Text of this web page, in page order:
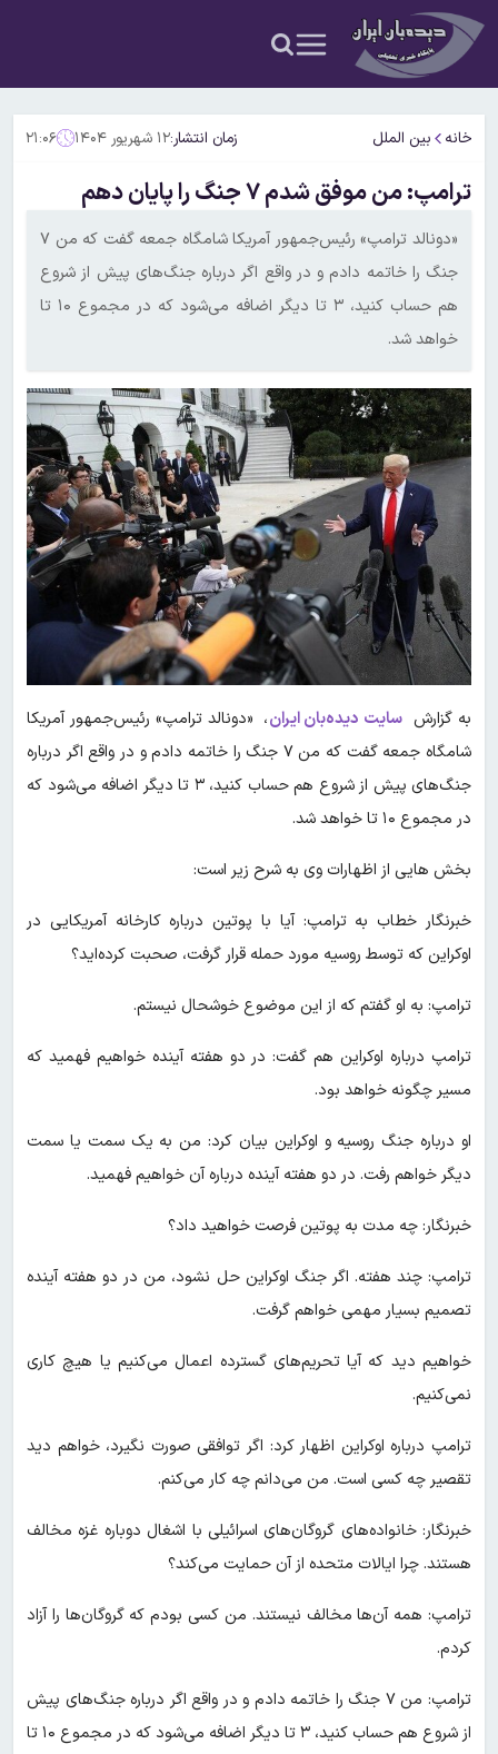
خانه بین الملل زمان انتشار:۱۲ شهریور ۱۴۰۴ ۲۱:۰۶
ترامپ: من موفق شدم ۷ جنگ را پایان دهم
«دونالد ترامپ» رئیس‌جمهور آمریکا شامگاه جمعه گفت که من ۷
جنگ را خاتمه دادم و در واقع اگر درباره جنگ‌های پیش از شروع
هم حساب کنید، ۳ تا دیگر اضافه می‌شود که در مجموع ۱۰ تا
خواهد شد.
به گزارش سایت دیده‌بان ایران، «دونالد ترامپ» رئیس‌جمهور آمریکا
شامگاه جمعه گفت که من ۷ جنگ را خاتمه دادم و در واقع اگر درباره
جنگ‌های پیش از شروع هم حساب کنید، ۳ تا دیگر اضافه می‌شود که
در مجموع ۱۰ تا خواهد شد.
بخش هایی از اظهارات وی به شرح زیر است:
خبرنگار خطاب به ترامپ: آیا با پوتین درباره کارخانه آمریکایی در
اوکراین که توسط روسیه مورد حمله قرار گرفت، صحبت کرده‌اید؟
ترامپ: به او گفتم که از این موضوع خوشحال نیستم.
ترامپ درباره اوکراین هم گفت: در دو هفته آینده خواهیم فهمید که
مسیر چگونه خواهد بود.
او درباره جنگ روسیه و اوکراین بیان کرد: من به یک سمت یا سمت
دیگر خواهم رفت. در دو هفته آینده درباره آن خواهیم فهمید.
خبرنگار: چه مدت به پوتین فرصت خواهید داد؟
ترامپ: چند هفته. اگر جنگ اوکراین حل نشود، من در دو هفته آینده
تصمیم بسیار مهمی خواهم گرفت.
خواهیم دید که آیا تحریم‌های گسترده اعمال می‌کنیم یا هیچ کاری
نمی‌کنیم.
ترامپ درباره اوکراین اظهار کرد: اگر توافقی صورت نگیرد، خواهم دید
تقصیر چه کسی است. من می‌دانم چه کار می‌کنم.
خبرنگار: خانواده‌های گروگان‌های اسرائیلی با اشغال دوباره غزه مخالف
هستند. چرا ایالات متحده از آن حمایت می‌کند؟
ترامپ: همه آن‌ها مخالف نیستند. من کسی بودم که گروگان‌ها را آزاد
کردم.
ترامپ: من ۷ جنگ را خاتمه دادم و در واقع اگر درباره جنگ‌های پیش
از شروع هم حساب کنید، ۳ تا دیگر اضافه می‌شود که در مجموع ۱۰ تا